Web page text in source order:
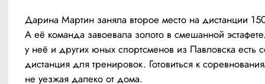
Дарина Мартин заняла второе место на дистанции
А её команда завоевала золото в смешанной
у неё и других юных спортсменов из Павловска есть
дистанция для тренировок. Готовиться к
не уезжая далеко от дома.